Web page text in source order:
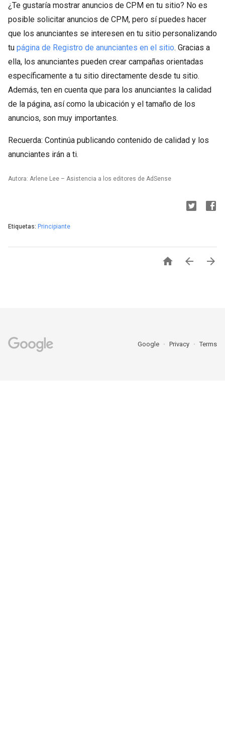
¿Te gustaría mostrar anuncios de CPM en tu sitio? No es
posible solicitar anuncios de CPM, pero sí puedes hacer
que los anunciantes se interesen en tu sitio personalizando
tu página de Registro de anunciantes en el sitio. Gracias a
ella, los anunciantes pueden crear campañas orientadas
específicamente a tu sitio directamente desde tu sitio.
Además, ten en cuenta que para los anunciantes la calidad
de la página, así como la ubicación y el tamaño de los
anuncios, son muy importantes.
Recuerda: Continúa publicando contenido de calidad y los
anunciantes irán a ti.
Autora: Arlene Lee – Asistencia a los editores de AdSense
Etiquetas: Principiante
  
Google Privacy Terms